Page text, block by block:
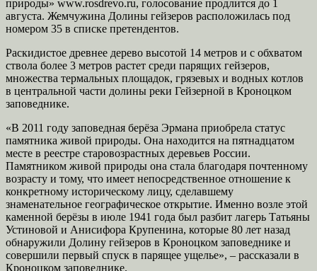
природы» www.rosdrevo.ru, голосование продлится до 1
августа. Жемчужина Долины гейзеров расположилась под
номером 35 в списке претендентов.
Раскидистое древнее дерево высотой 14 метров и с обхватом
ствола более 3 метров растет среди парящих гейзеров,
множества термальных площадок, грязевых и водных котлов
в центральной части долины реки Гейзерной в Кроноцком
заповеднике.
«В 2011 году заповедная берёза Эрмана приобрела статус
памятника живой природы. Она находится на пятнадцатом
месте в реестре старовозрастных деревьев России.
Памятником живой природы она стала благодаря почтенному
возрасту и тому, что имеет непосредственное отношение к
конкретному историческому лицу, сделавшему
знаменательное географическое открытие. Именно возле этой
каменной берёзы в июле 1941 года был разбит лагерь Татьяны
Устиновой и Анисифора Крупенина, которые 80 лет назад
обнаружили Долину гейзеров в Кроноцком заповеднике и
совершили первый спуск в парящее ущелье», – рассказали в
Кроноцком заповеднике.